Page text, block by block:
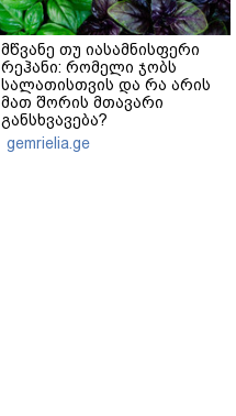
მწვანე თუ იასამნისფერი
რეჰანი: რომელი ჯობს
სალათისთვის და რა არის
მათ შორის მთავარი
განსხვავება?
gemrielia.ge